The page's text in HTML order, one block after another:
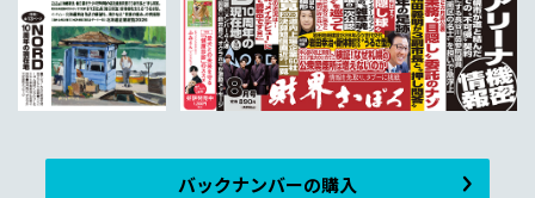
バックナンバーの購入